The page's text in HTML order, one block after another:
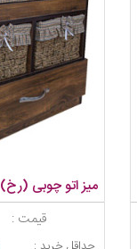
میز اتو چوبی (رخ)
قیمت :